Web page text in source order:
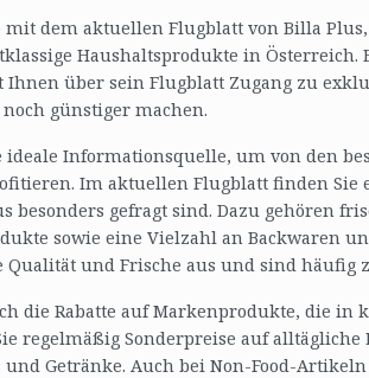
mit dem aktuellen Flugblatt von Billa
Haushaltsprodukte in Österreich.
über sein Flugblatt Zugang zu
günstiger machen.
Informationsquelle, um von den
Im aktuellen Flugblatt finden Sie
gefragt sind. Dazu gehören
sowie eine Vielzahl an Backwaren
und Frische aus und sind häufig
die Rabatte auf Markenprodukte, die in
regelmäßig Sonderpreise auf alltägliche
und Getränke. Auch bei Non-Food-